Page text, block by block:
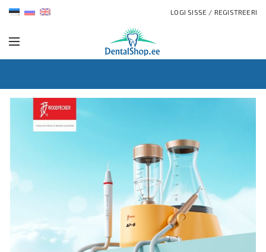
LOGI SISSE / REGISTREERI